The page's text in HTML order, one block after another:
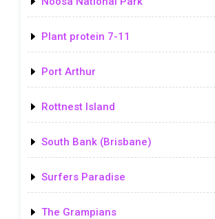
Plant protein 7-11
Port Arthur
Rottnest Island
South Bank (Brisbane)
Surfers Paradise
The Grampians